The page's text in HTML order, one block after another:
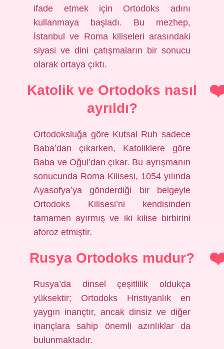
ifade etmek için Ortodoks adını
kullanmaya başladı. Bu mezhep,
İstanbul ve Roma kiliseleri arasındaki
siyasi ve dini çatışmaların bir sonucu
olarak ortaya çıktı.
Katolik ve Ortodoks nasıl
ayrıldı?
Ortodoksluğa göre Kutsal Ruh sadece
Baba’dan çıkarken, Katoliklere göre
Baba ve Oğul’dan çıkar. Bu ayrışmanın
sonucunda Roma Kilisesi, 1054 yılında
Ayasofya’ya gönderdiği bir belgeyle
Ortodoks Kilisesi’ni kendisinden
tamamen ayırmış ve iki kilise birbirini
aforoz etmiştir.
Rusya Ortodoks mudur?
Rusya’da dinsel çeşitlilik oldukça
yüksektir; Ortodoks Hristiyanlık en
yaygın inançtır, ancak dinsiz ve diğer
inançlara sahip önemli azınlıklar da
bulunmaktadır.